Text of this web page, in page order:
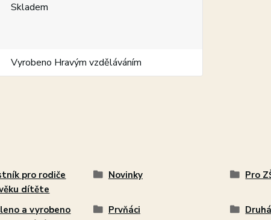
Skladem
Vyrobeno Hravým vzděláváním
pro rodiče
dítěte
Novinky Pro
a vyrobeno
Prvňáci